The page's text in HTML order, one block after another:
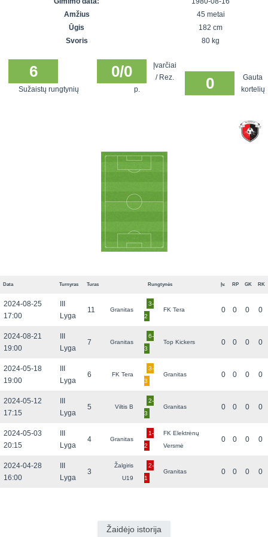
SFL rudens
Snaigės taurė
čempionatas
Vilnius
Amžius
45 metai
Ūgis
182 cm
Svoris
80 kg
6
Sužaistų rungtynių
0/0
Įvarčiai
/ Rez.
p.
0
Gauta
kortelių
Data Turnyras Turas Rungtynės Įv. RP GK RK
2024-08-25
17:00
Lyga
11 Granitas
3-
2
FK Tera 0 0 0 0
2024-08-21
19:00
Lyga
7 Granitas
6-
3
Top Kickers 0 0 0 0
2024-05-18
19:00
Lyga
6 FK Tera
3-
3
Granitas 0 0 0 0
2024-05-12
17:15
Lyga
5 Viltis B
2-
3
Granitas 0 0 0 0
2024-05-03
20:15
Lyga
4 Granitas
1-
2
FK Elektrėnų
Versmė
0 0 0 0
2024-04-28
16:00
Lyga
3
Žalgiris
U19
2-
1
Granitas 0 0 0 0
Žaidėjo istorija